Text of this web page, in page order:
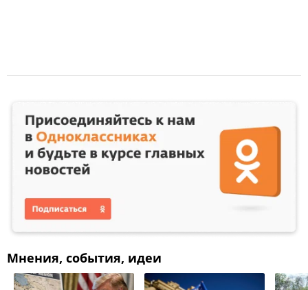
Мнения, события, идеи